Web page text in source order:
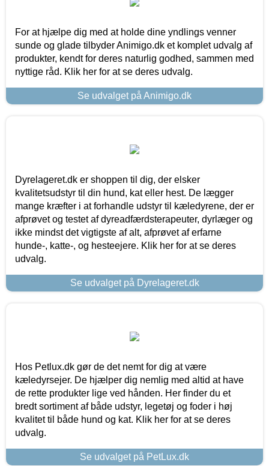
For at hjælpe dig med at holde dine yndlings venner
sunde og glade tilbyder Animigo.dk et komplet udvalg af
produkter, kendt for deres naturlig godhed, sammen med
nyttige råd. Klik her for at se deres udvalg.
Se udvalget på Animigo.dk
Dyrelageret.dk er shoppen til dig, der elsker
kvalitetsudstyr til din hund, kat eller hest. De lægger
mange kræfter i at forhandle udstyr til kæledyrene, der er
afprøvet og testet af dyreadfærdsterapeuter, dyrlæger og
ikke mindst det vigtigste af alt, afprøvet af erfarne
hunde-, katte-, og hesteejere. Klik her for at se deres
udvalg.
Se udvalget på Dyrelageret.dk
Hos Petlux.dk gør de det nemt for dig at være
kæledyrsejer. De hjælper dig nemlig med altid at have
de rette produkter lige ved hånden. Her finder du et
bredt sortiment af både udstyr, legetøj og foder i høj
kvalitet til både hund og kat. Klik her for at se deres
udvalg.
Se udvalget på PetLux.dk